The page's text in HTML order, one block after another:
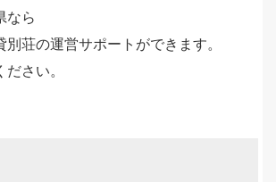
なら
別荘の運営サポートができます。
さい。